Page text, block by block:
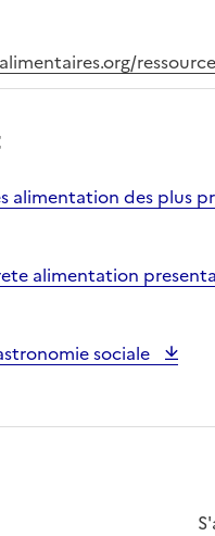
alimentation des plus
alimentation
sociale